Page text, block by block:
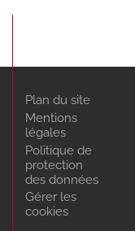
Plan du site
Mentions
légales
Politique de
protection
des données
Gérer les
cookies